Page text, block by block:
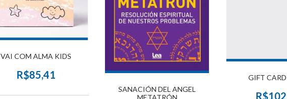
VAI COM ALMA KIDS
R$85,41
SANACIÓN DEL ANGEL
METATRÓN
GIFT